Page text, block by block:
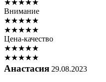
★★★★★
Внимание
★★★★★
★★★★★
Цена-качество
★★★★★
★★★★★
Анастасия 29.08.2023